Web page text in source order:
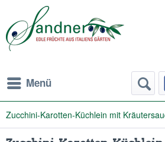
Menü
Zucchini-Karotten-Küchlein mit